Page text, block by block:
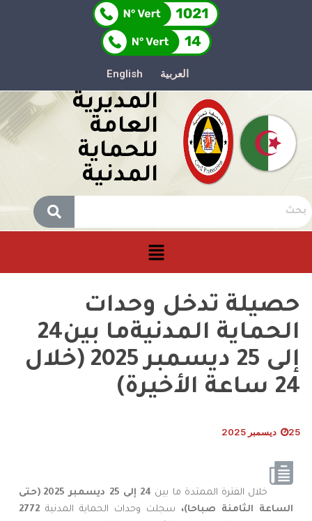
العربية English
المديرية
العامة
للحماية
المدنية
حصيلة تدخل وحدات
الحماية المدنيةما بين24
إلى 25 ديسمبر 2025 (خلال
24 ساعة الأخيرة)
25 ديسمبر 2025
خلال الفترة الممتدة ما بين 24 إلى 25 ديسمبر2025 (
حتى
الساعة
الثامنة صباحا)، سجلت وحدات الحماية المدنية 2772